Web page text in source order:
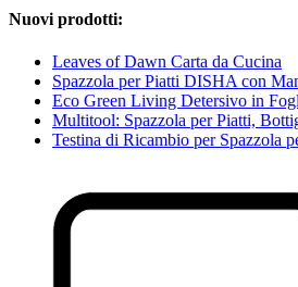
Nuovi prodotti:
Leaves of Dawn Carta da Cucina
Spazzola per Piatti DISHA con
Eco Green Living Detersivo in
Multitool: Spazzola per Piatti,
Testina di Ricambio per Spazzola